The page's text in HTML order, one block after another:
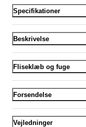
Specifikationer
Beskrivelse
Fliseklæb og fuge
Forsendelse
Vejledninger